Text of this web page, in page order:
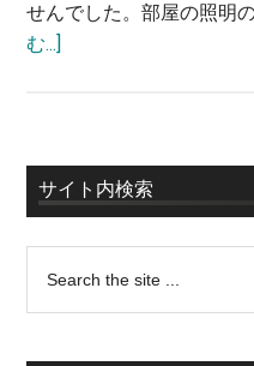
せんでした。部屋の照明
む...]
サイト内検索